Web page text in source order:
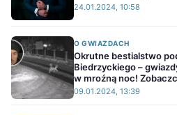
24.01.2024, 10:58
O GWIAZDACH
Okrutne bestialstwo
Biedrzyckiego –
w mroźną noc!
09.01.2024, 13:39